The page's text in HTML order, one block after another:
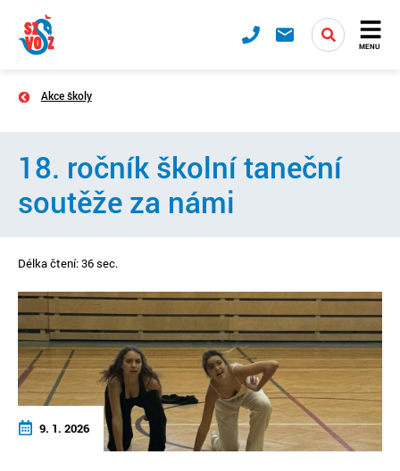
MENU
Akce školy
18. ročník školní taneční
soutěže za námi
Délka čtení: 36 sec.
9. 1. 2026